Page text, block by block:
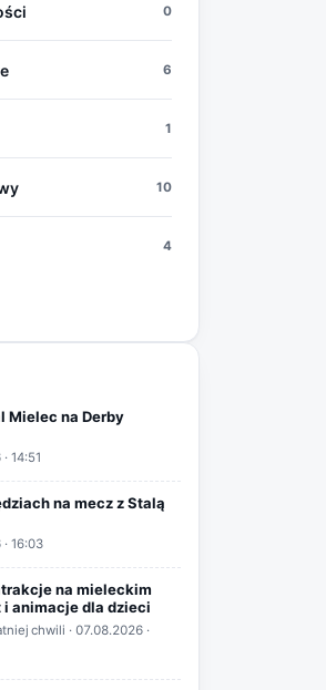
0
6
1
10
4
Mielec na Derby
· 14:51
na mecz z Stalą
· 16:03
na mieleckim
animacje dla dzieci
chwili · 07.08.2026·